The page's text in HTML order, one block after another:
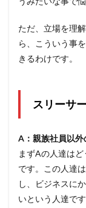
ただ、立場を理
ら、こういう事
きるわけです。
スリーサ
A：親族社員以外
まずAの人達は
です。この人達
し、ビジネスに
いという人達で